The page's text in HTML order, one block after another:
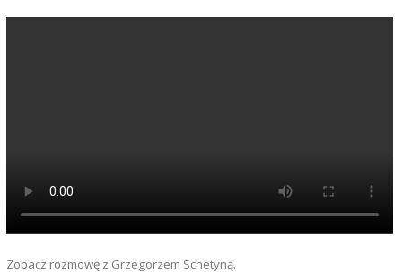
Zobacz rozmowę z Grzegorzem Schetyną.